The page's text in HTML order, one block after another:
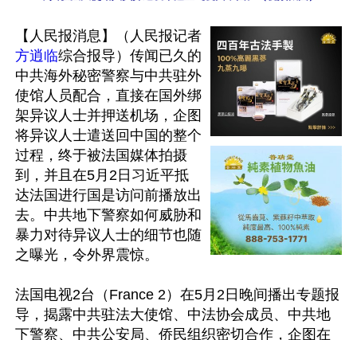
【人民报消息】（人民报记者
方逍临综合报导）传闻已久的
中共海外秘密警察与中共驻外
使馆人员配合，直接在国外绑
架异议人士并押送机场，企图
将异议人士遣送回中国的整个
过程，终于被法国媒体拍摄
到，并且在5月2日习近平抵
达法国进行国是访问前播放出
去。中共地下警察如何威胁和
暴力对待异议人士的细节也随
之曝光，令外界震惊。
法国电视2台（France 2）在5月2日晚间播出专题报
导，揭露中共驻法大使馆、中法协会成员、中共地
下警察、中共公安局、侨民组织密切合作，企图在